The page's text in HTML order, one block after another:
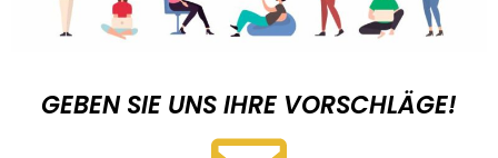
GEBEN SIE UNS IHRE VORSCHLÄGE!